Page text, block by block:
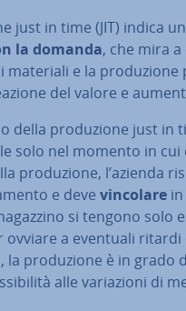
just in time (JIT) indica
la domanda, che mira
materiali e la pro­du­zio­ne
del valore e
della pro­du­zio­ne just in
solo nel momento in
pro­du­zio­ne, l’azienda
e deve vincolare
si tengono solo
ovviare a eventuali
la pro­du­zio­ne è in grado
alle va­ria­zio­ni di